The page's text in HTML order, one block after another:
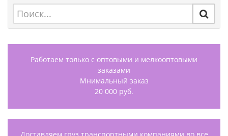
Работаем только с оптовыми и мелкооптовыми
заказами
Мнимальный заказ
20 000 руб.